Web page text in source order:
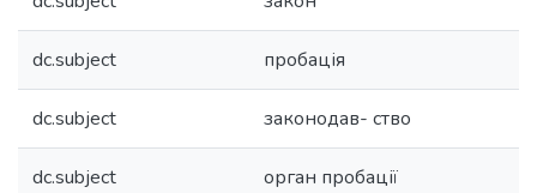
dc.subject пробація
dc.subject законодав- ство
dc.subject орган пробації